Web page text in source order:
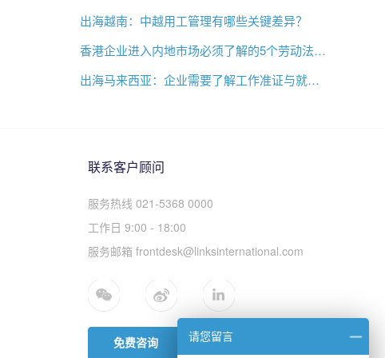
出海越南：中越用工管理有哪些关键差异？
香港企业进入内地市场必须了解的5个劳动法差异
出海马来西亚：企业需要了解工作准证与就业事项
联系客户顾问
服务热线 021-5368 0000
工作日 9:00 - 18:00
服务邮箱 frontdesk@linksinternational.com
免费咨询
请您留言